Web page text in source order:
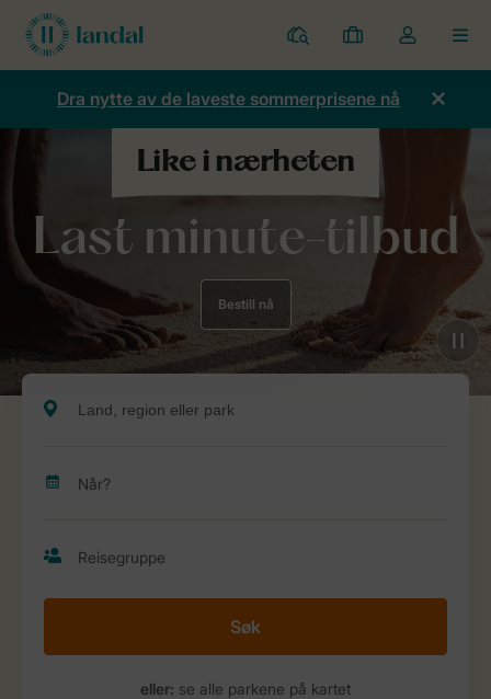
Parker
Mine
bestillinger
Toggle
the
my
Dra nytte av de laveste sommerprisene nå
Last minute-tilbud
Bestill nå
Søk
eller: se alle parkene på kartet